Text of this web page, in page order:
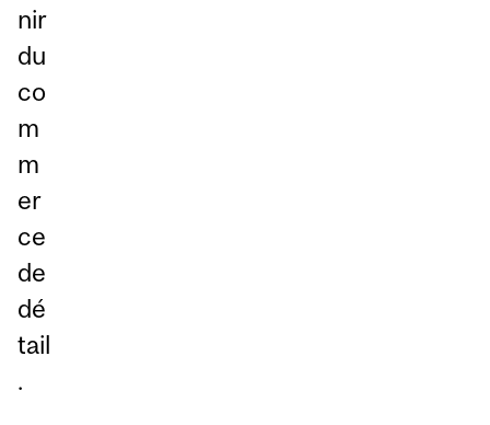
nir
du
co
m
m
er
ce
de
dé
tail
.